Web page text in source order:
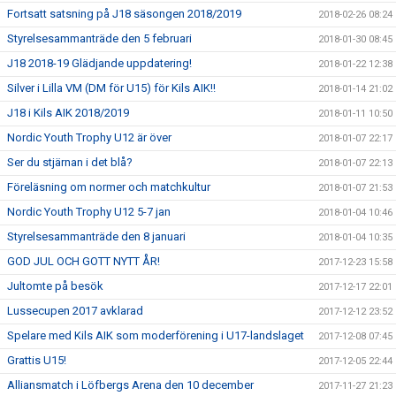
Fortsatt satsning på J18 säsongen 2018/2019 2018-02-26 08:24
Styrelsesammanträde den 5 februari 2018-01-30 08:45
J18 2018-19 Glädjande uppdatering! 2018-01-22 12:38
Silver i Lilla VM (DM för U15) för Kils AIK!! 2018-01-14 21:02
J18 i Kils AIK 2018/2019 2018-01-11 10:50
Nordic Youth Trophy U12 är över 2018-01-07 22:17
Ser du stjärnan i det blå? 2018-01-07 22:13
Föreläsning om normer och matchkultur 2018-01-07 21:53
Nordic Youth Trophy U12 5-7 jan 2018-01-04 10:46
Styrelsesammanträde den 8 januari 2018-01-04 10:35
GOD JUL OCH GOTT NYTT ÅR! 2017-12-23 15:58
Jultomte på besök 2017-12-17 22:01
Lussecupen 2017 avklarad 2017-12-12 23:52
Spelare med Kils AIK som moderförening i U17-landslaget 2017-12-08 07:45
Grattis U15! 2017-12-05 22:44
Alliansmatch i Löfbergs Arena den 10 december 2017-11-27 21:23